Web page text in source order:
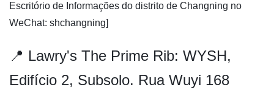
Escritório de Informações do distrito de Changning no
WeChat: shchangning]
📍 Lawry's The Prime Rib: WYSH,
Edifício 2, Subsolo. Rua Wuyi 168